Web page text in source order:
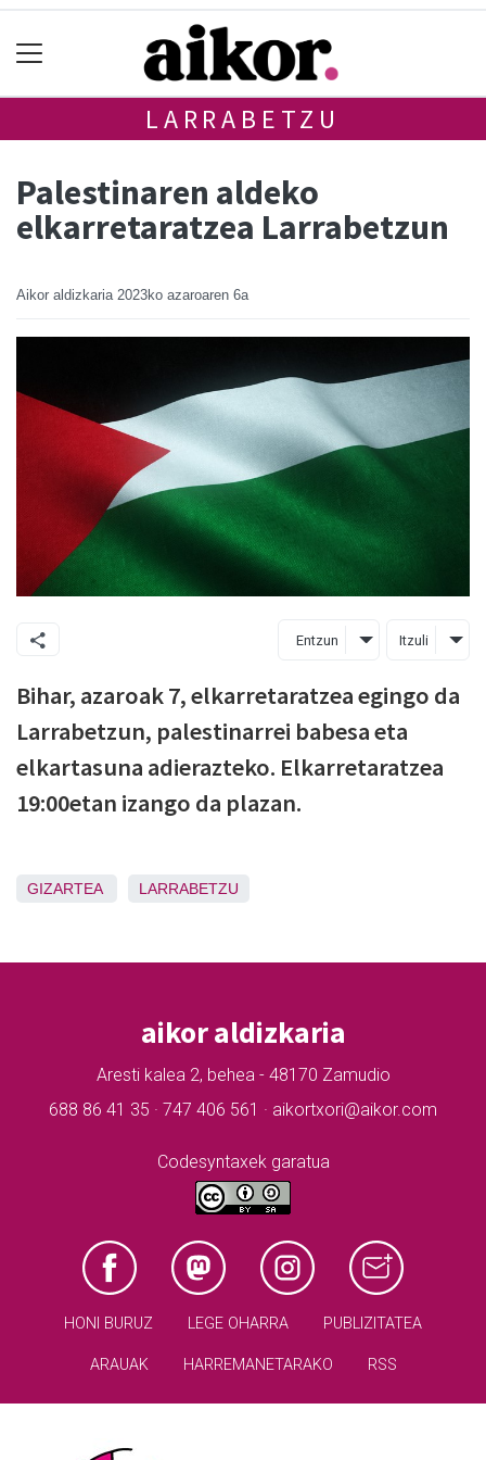
LARRABETZU
Palestinaren aldeko
elkarretaratzea Larrabetzun
Aikor aldizkaria 2023ko azaroaren 6a
Entzun Itzuli
Bihar, azaroak 7, elkarretaratzea egingo da
Larrabetzun, palestinarrei babesa eta
elkartasuna adierazteko. Elkarretaratzea
19:00etan izango da plazan.
GIZARTEA LARRABETZU
aikor aldizkaria
Aresti kalea 2, behea - 48170 Zamudio
688 86 41 35 · 747 406 561 · aikortxori@aikor.com
Codesyntaxek garatua
HONI BURUZ LEGE OHARRA PUBLIZITATEA
ARAUAK HARREMANETARAKO RSS